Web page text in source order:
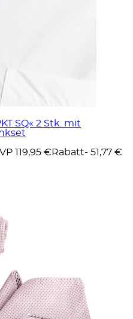
SQ« 2 Stk. mit
119,95 € Rabatt- 51,77 €